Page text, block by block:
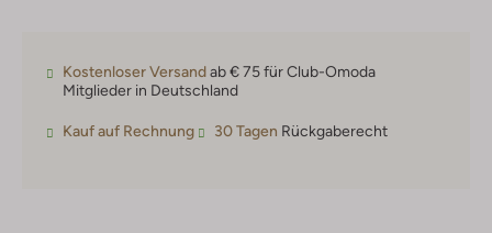
Kostenloser Versandab € 75 für Club-Omoda
Mitglieder in Deutschland
Kauf auf Rechnung 30 Tagen Rückgaberecht